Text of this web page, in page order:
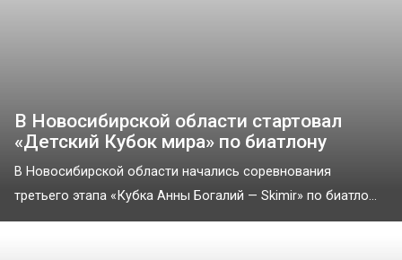
В Новосибирской области стартовал
«Детский Кубок мира» по биатлону
В Новосибирской области начались соревнования
третьего этапа «Кубка Анны Богалий — Skimir» по биатло...